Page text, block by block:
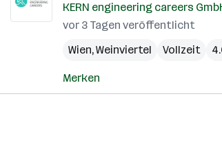
KERN engineering careers
vor 3 Tagen veröffentlicht
Wien,Weinviertel Vollzeit
Merken